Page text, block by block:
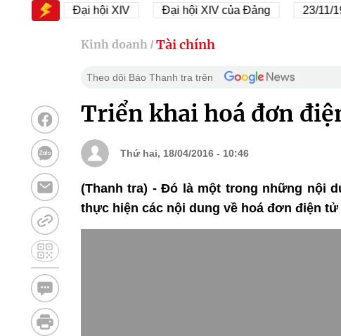
Đại hội XIV Đại hội XIV của Đảng 23/11/1945 -
Kinh doanh / Tài chính
Theo dõi Báo Thanh tra trên
Triển khai hoá đơn
Thứ hai, 18/04/2016 - 10:46
(Thanh tra) - Đó là một trong những nội
thực hiện các nội dung về hoá đơn điện